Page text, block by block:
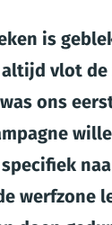
is
vlot de
ons
werfzone